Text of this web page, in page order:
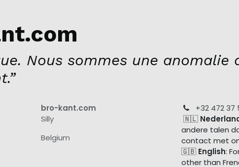
Nous sommes une anomalie
bro-kant.com
Silly
Belgium
+32 472 37
🇳🇱
andere talen
contact met
🇬🇧 English:
other than